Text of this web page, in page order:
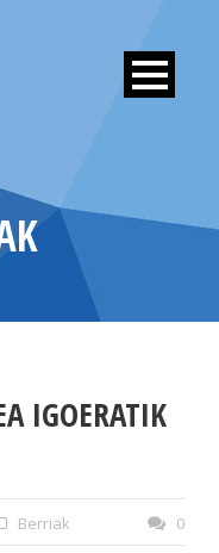
IGOERATIK
Berriak 0